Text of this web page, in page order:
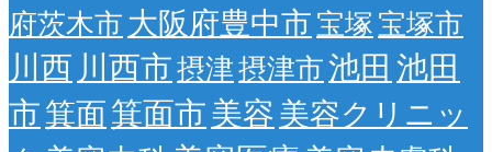
府茨木市大阪府豊中市宝塚宝塚市
川西 川西市摂津摂津市池田 池田
市箕面箕面市美容美容クリニッ